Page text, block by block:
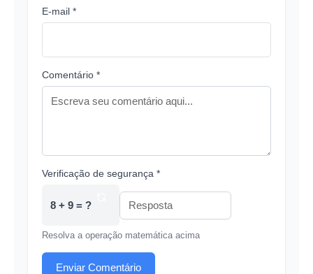
E-mail *
Comentário *
Verificação de segurança *
8 + 9 = ?
Resolva a operação matemática acima
Enviar Comentário